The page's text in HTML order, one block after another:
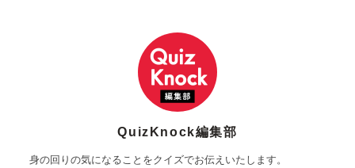
QuizKnock編集部
身の回りの気になることをクイズでお伝えいたします。